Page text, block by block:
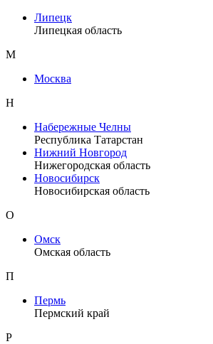
Липецк
Липецкая область
М
Москва
Н
Набережные Челны
Республика Татарстан
Нижний Новгород
Нижегородская область
Новосибирск
Новосибирская область
О
Омск
Омская область
П
Пермь
Пермский край
Р